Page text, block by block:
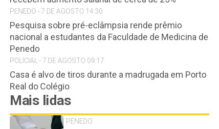
PENEDO - 7 DE AGOSTO 14:30
Pesquisa sobre pré-eclâmpsia rende prêmio
nacional a estudantes da Faculdade de Medicina de
Penedo
POLICIAL - 7 DE AGOSTO 09:17
Casa é alvo de tiros durante a madrugada em Porto
Real do Colégio
Mais lidas
PENEDO